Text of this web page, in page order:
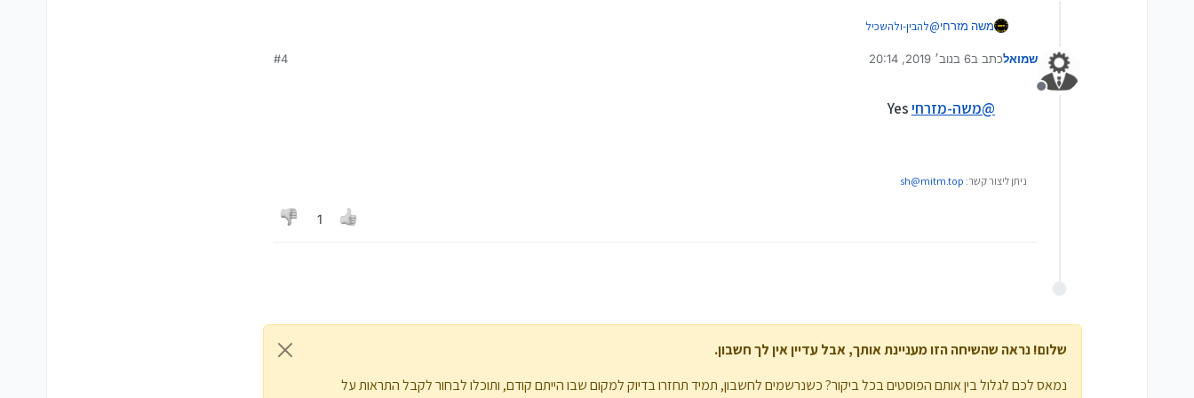
משה מזרחי@להבין-ולהשכיל
מנותק
שמואלכתב ב6 בנוב׳ 2019, 20:14
נערך לאחרונה על ידי
#4
@משה-מזרחי
ניתן ליצור קשר: sh@mitm.top
1
שלום! נראה שהשיחה הזו מעניינת אותך, אבל עדיין אין לך חשבון.
נמאס לכם לגלול בין אותם הפוסטים בכל ביקור? כשנרשמים לחשבון, תמיד תחזרו בדיוק למקום שבו הייתם קודם, ותוכלו לבחור לקבל התראות על